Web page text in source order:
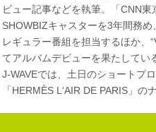
ビュー記事などを執筆。「CNN東
SHOWBIZキャスターを3年間務め
レギュラー番組を担当するほか、
てアルバムデビューを果たしてい
J-WAVEでは、土日のショートプ
「HERMÈS L‘AIR DE PARIS」